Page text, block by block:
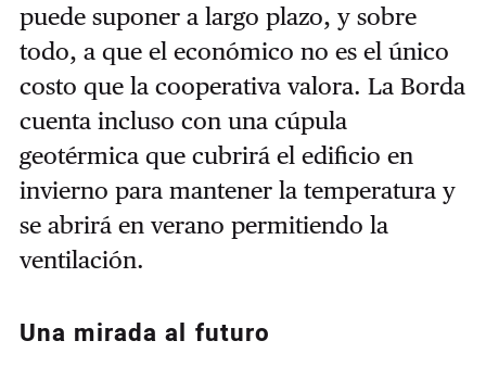
puede suponer a largo plazo, y sobre
todo, a que el económico no es el único
costo que la cooperativa valora. La Borda
cuenta incluso con una cúpula
geotérmica que cubrirá el edificio en
invierno para mantener la temperatura y
se abrirá en verano permitiendo la
ventilación.
Una mirada al futuro